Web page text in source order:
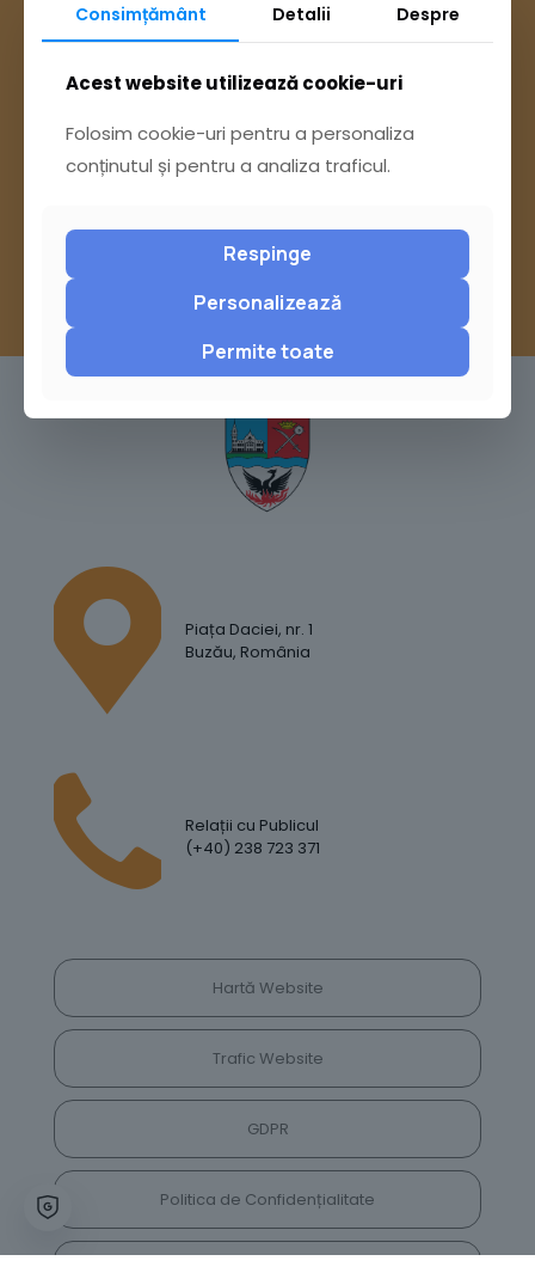
Ai întrebări? Accesează
sau trimite o sesizare pe Buzău City
Piața Daciei, nr. 1
Buzău, România
Relații cu Publicul
(+40) 238 723 371
Hartă Website
Trafic Website
GDPR
Politica de Confidențialitate
Consimțământ Detalii Despre
Acest website utilizează cookie-uri
Folosim cookie-uri pentru a personaliza
conținutul și pentru a analiza traficul.
Respinge
Personalizează
Permite toate